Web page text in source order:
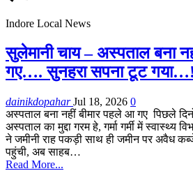
Indore Local News
सुलेमानी चाय – अस्पताल बना
गए…. सुनहरा सपना टूट गया…!
dainikdopaharJul 18, 2026 0
अस्पताल बना नहीं बीमार पहले आ गए पिछले
अस्पताल का मुद्दा गरम हे, गर्मा गर्मी में स्वास्थ्य
ने जमीनी राह पकड़ी साथ ही जमीन पर अवैध
पहुंची, अब साहब…
Read More...